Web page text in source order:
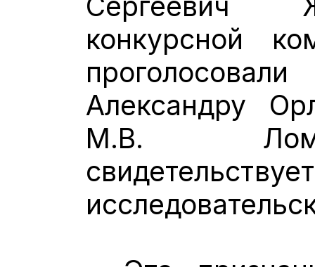
конкурсной
Александру
М.В.